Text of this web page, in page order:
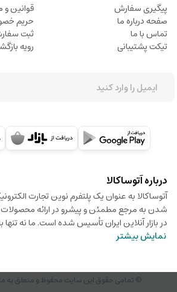
پیگیری سفارش
صفحه درباره ما
تماس با ما
تیکت پشتیبانی
قوانین و
حریم
ثبت
رویه
درباره آتوساکالا
آتوساکالا به عنوان یک پلتفرم نوین تجارت
شدن به مرجع مطمئن و پیشرو در ارائه محصولات
در بازار آنلاین ایران تأسیس شده است. ما نه
نمایش بیشتر
© تمامی حقوق این سایت محفوظ و متعلق به